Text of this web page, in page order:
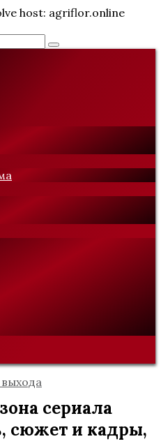
host: agriflor.online
сериала
сюжет и кадры,